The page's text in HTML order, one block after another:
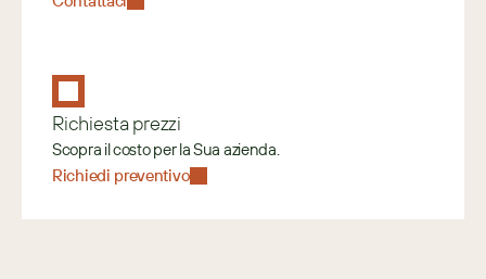
Richiesta prezzi
Scopra il costo per la Sua azienda.
Richiedi preventivo